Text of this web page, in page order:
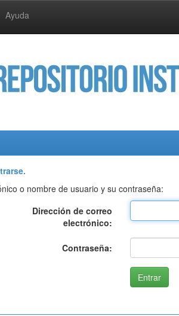
Ayuda
o nombre de usuario y su contraseña:
Dirección de correo
electrónico:
Contraseña: